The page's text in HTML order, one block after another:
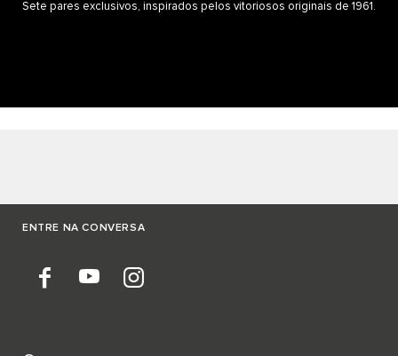
Sete pares exclusivos, inspirados pelos vitoriosos originais de 1961.
ENTRE NA CONVERSA